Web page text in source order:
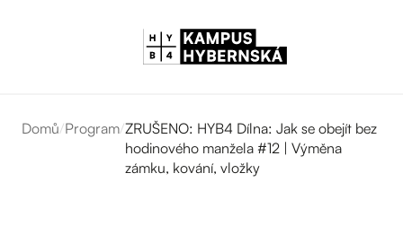
Domů/Program/ZRUŠENO: HYB4 Dílna: Jak se obejít bez
hodinového manžela #12 | Výměna
zámku, kování, vložky